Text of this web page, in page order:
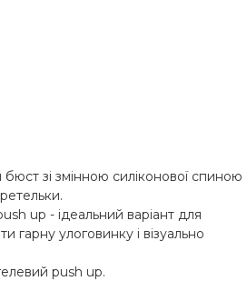
бюст зі змінною силіконової спиною
up - ідеальний варіант для
гарну улоговинку і візуально
push up.